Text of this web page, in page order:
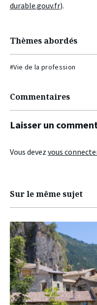
durable.gouv.fr).
Thèmes abordés
#Vie de la profession
Commentaires
Laisser un
Vous devez vous
Sur le même sujet